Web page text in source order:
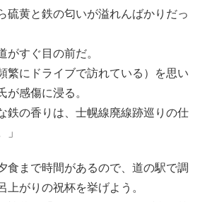
硫黄と鉄の匂いが溢れんばかりだっ
がすぐ目の前だ。
繁にドライブで訪れている）を思い
が感傷に浸る。
鉄の香りは、士幌線廃線跡巡りの仕
」
食まで時間があるので、道の駅で調
上がりの祝杯を挙げよう。